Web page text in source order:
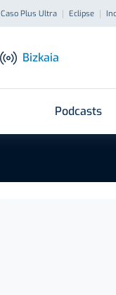
Caso Plus Ultra Eclipse
Bizkaia
Podcasts